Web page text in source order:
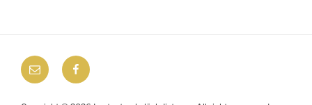
email Facebook